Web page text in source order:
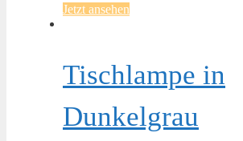
Jetzt ansehen
Tischlampe in
Dunkelgrau